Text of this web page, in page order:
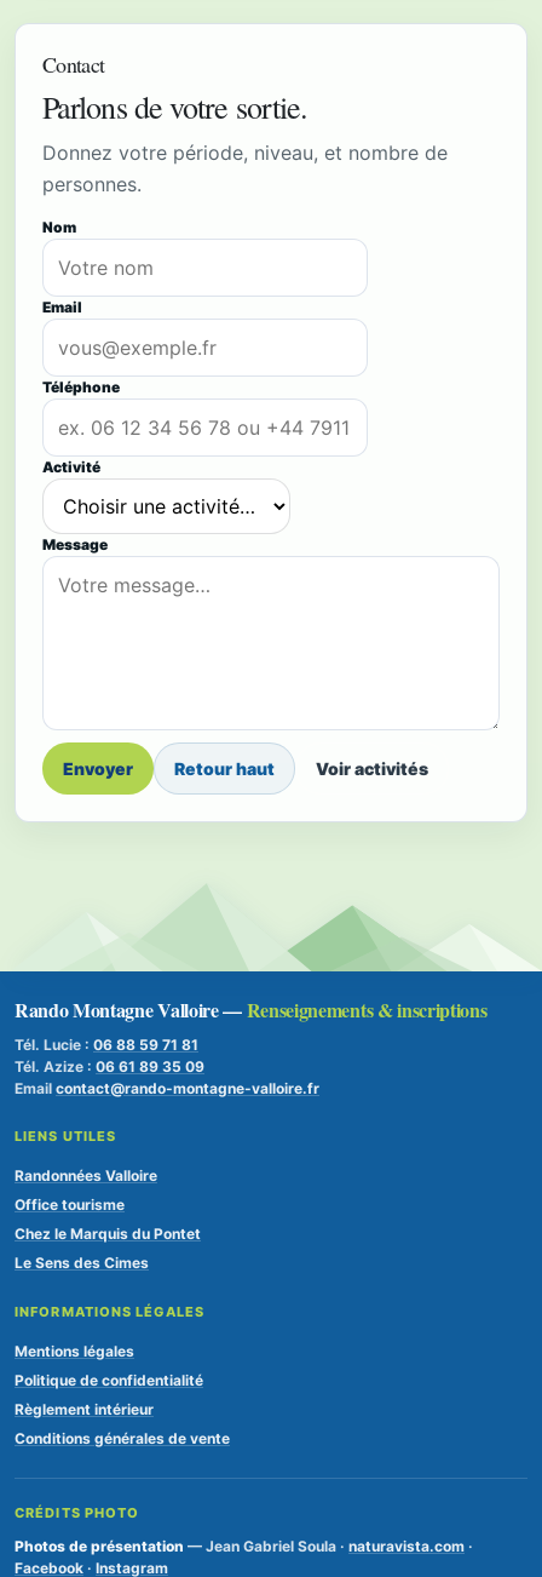
Contact
Parlons de votre sortie.
Donnez votre période, niveau, et nombre de
personnes.
Ne pas remplir ce champ
Nom
Email
Téléphone
Activité
Message
Retour haut Voir activités
Rando Montagne Valloire —Renseignements & inscriptions
Tél. Lucie : 06 88 59 71 81
Tél. Azize : 06 61 89 35 09
Email contact@rando-montagne-valloire.fr
LIENS UTILES
Randonnées Valloire
Office tourisme
Chez le Marquis du Pontet
Le Sens des Cimes
INFORMATIONS LÉGALES
Mentions légales
Politique de confidentialité
Règlement intérieur
Conditions générales de vente
CRÉDITS PHOTO
Photos de présentation — Jean Gabriel Soula · naturavista.com ·
Facebook · Instagram